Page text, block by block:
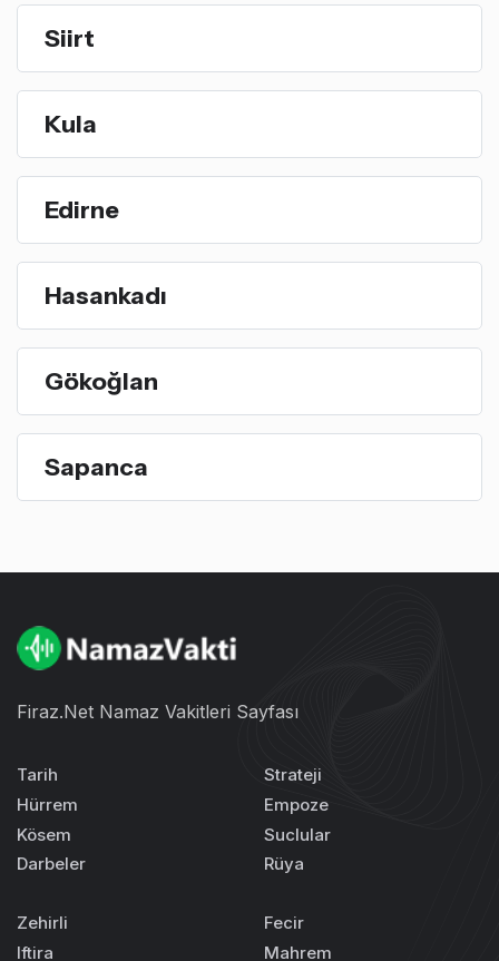
Siirt
Kula
Edirne
Hasankadı
Gökoğlan
Sapanca
Firaz.Net Namaz Vakitleri Sayfası
Tarih
Hürrem
Kösem
Darbeler
Strateji
Empoze
Suclular
Rüya
Zehirli
Iftira
Fecir
Mahrem